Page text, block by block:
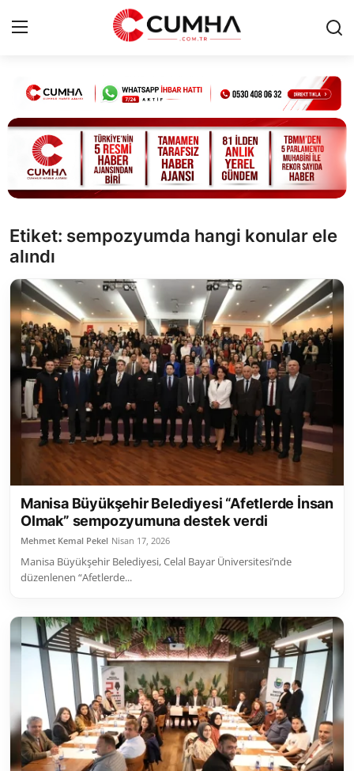
Kurumsal
Cumhurbaşkanlığı
Bakanlıklar
Siyasi Partiler
Yerel Yönetimler
Mülki İdare
Toplum ve Yaşam
Sivil Toplum Kuruluşları
Kamu Kurumları ve Üst Kurullar
Resmi Reklamlar
Etiket: sempozyumda hangi konular ele
alındı
Manisa Büyükşehir Belediyesi “Afetlerde İnsan
Olmak” sempozyumuna destek verdi
Mehmet Kemal Pekel Nisan 17, 2026
Manisa Büyükşehir Belediyesi, Celal Bayar Üniversitesi’nde
düzenlenen “Afetlerde...